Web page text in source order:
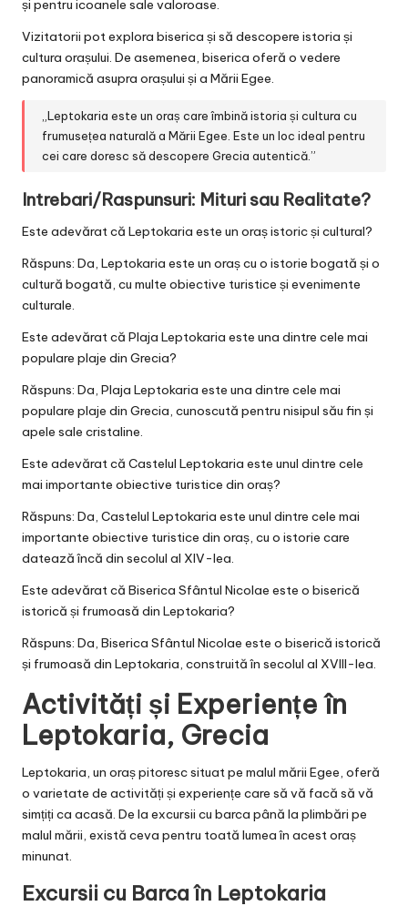
și pentru icoanele sale valoroase.
Vizitatorii pot explora biserica și să descopere istoria și
cultura orașului. De asemenea, biserica oferă o vedere
panoramică asupra orașului și a Mării Egee.
„Leptokaria este un oraș care îmbină istoria și cultura cu
frumusețea naturală a Mării Egee. Este un loc ideal pentru
cei care doresc să descopere Grecia autentică.”
Intrebari/Raspunsuri: Mituri sau Realitate?
Este adevărat că Leptokaria este un oraș istoric și cultural?
Răspuns: Da, Leptokaria este un oraș cu o istorie bogată și o
cultură bogată, cu multe obiective turistice și evenimente
culturale.
Este adevărat că Plaja Leptokaria este una dintre cele mai
populare plaje din Grecia?
Răspuns: Da, Plaja Leptokaria este una dintre cele mai
populare plaje din Grecia, cunoscută pentru nisipul său fin și
apele sale cristaline.
Este adevărat că Castelul Leptokaria este unul dintre cele
mai importante obiective turistice din oraș?
Răspuns: Da, Castelul Leptokaria este unul dintre cele mai
importante obiective turistice din oraș, cu o istorie care
datează încă din secolul al XIV-lea.
Este adevărat că Biserica Sfântul Nicolae este o biserică
istorică și frumoasă din Leptokaria?
Răspuns: Da, Biserica Sfântul Nicolae este o biserică istorică
și frumoasă din Leptokaria, construită în secolul al XVIII-lea.
Activități și Experiențe în
Leptokaria, Grecia
Leptokaria, un oraș pitoresc situat pe malul mării Egee, oferă
o varietate de activități și experiențe care să vă facă să vă
simțiți ca acasă. De la excursii cu barca până la plimbări pe
malul mării, există ceva pentru toată lumea în acest oraș
minunat.
Excursii cu Barca în Leptokaria